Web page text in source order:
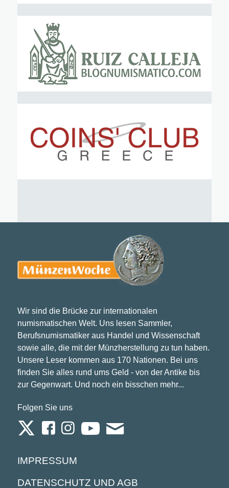
Wir sind die Brücke zur internationalen
numismatischen Welt. Uns lesen Sammler,
Berufsnumismatiker aus Handel und Wissenschaft
sowie alle, die mit der Münzherstellung zu tun haben.
Unsere Leser kommen aus 170 Nationen. Bei uns
finden Sie alles rund ums Geld - von der Antike bis
zur Gegenwart. Und noch ein bisschen mehr...
Folgen Sie uns
IMPRESSUM
DATENSCHUTZ UND AGB